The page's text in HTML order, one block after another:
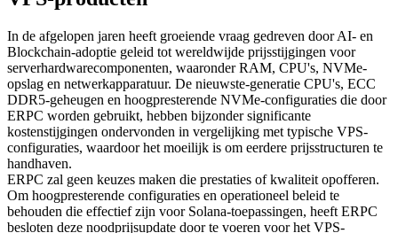
In de afgelopen jaren heeft groeiende vraag gedreven door AI- en
Blockchain-adoptie geleid tot wereldwijde prijsstijgingen voor
serverhardwarecomponenten, waaronder RAM, CPU's, NVMe-
opslag en netwerkapparatuur. De nieuwste-generatie CPU's, ECC
DDR5-geheugen en hoogpresterende NVMe-configuraties die door
ERPC worden gebruikt, hebben bijzonder significante
kostenstijgingen ondervonden in vergelijking met typische VPS-
configuraties, waardoor het moeilijk is om eerdere prijsstructuren te
handhaven.
ERPC zal geen keuzes maken die prestaties of kwaliteit opofferen.
Om hoogpresterende configuraties en operationeel beleid te
behouden die effectief zijn voor Solana-toepassingen, heeft ERPC
besloten deze noodprijsupdate door te voeren voor het VPS-